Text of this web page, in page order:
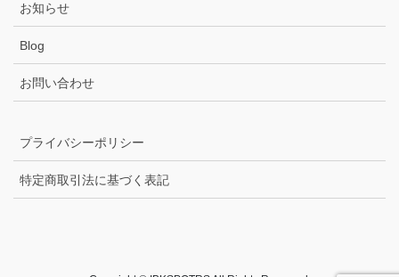
お知らせ
Blog
お問い合わせ
プライバシーポリシー
特定商取引法に基づく表記